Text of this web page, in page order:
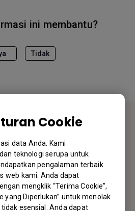
Cookie
data Anda. Kami
teknologi serupa untuk
pengalaman terbaik
web kami. Anda dapat
mengklik “Terima Cookie”,
yang Diperlukan” untuk menolak
esensial. Anda dapat
ini membantu?
Tidak
KAMI
mendengar dari Anda.
Kami